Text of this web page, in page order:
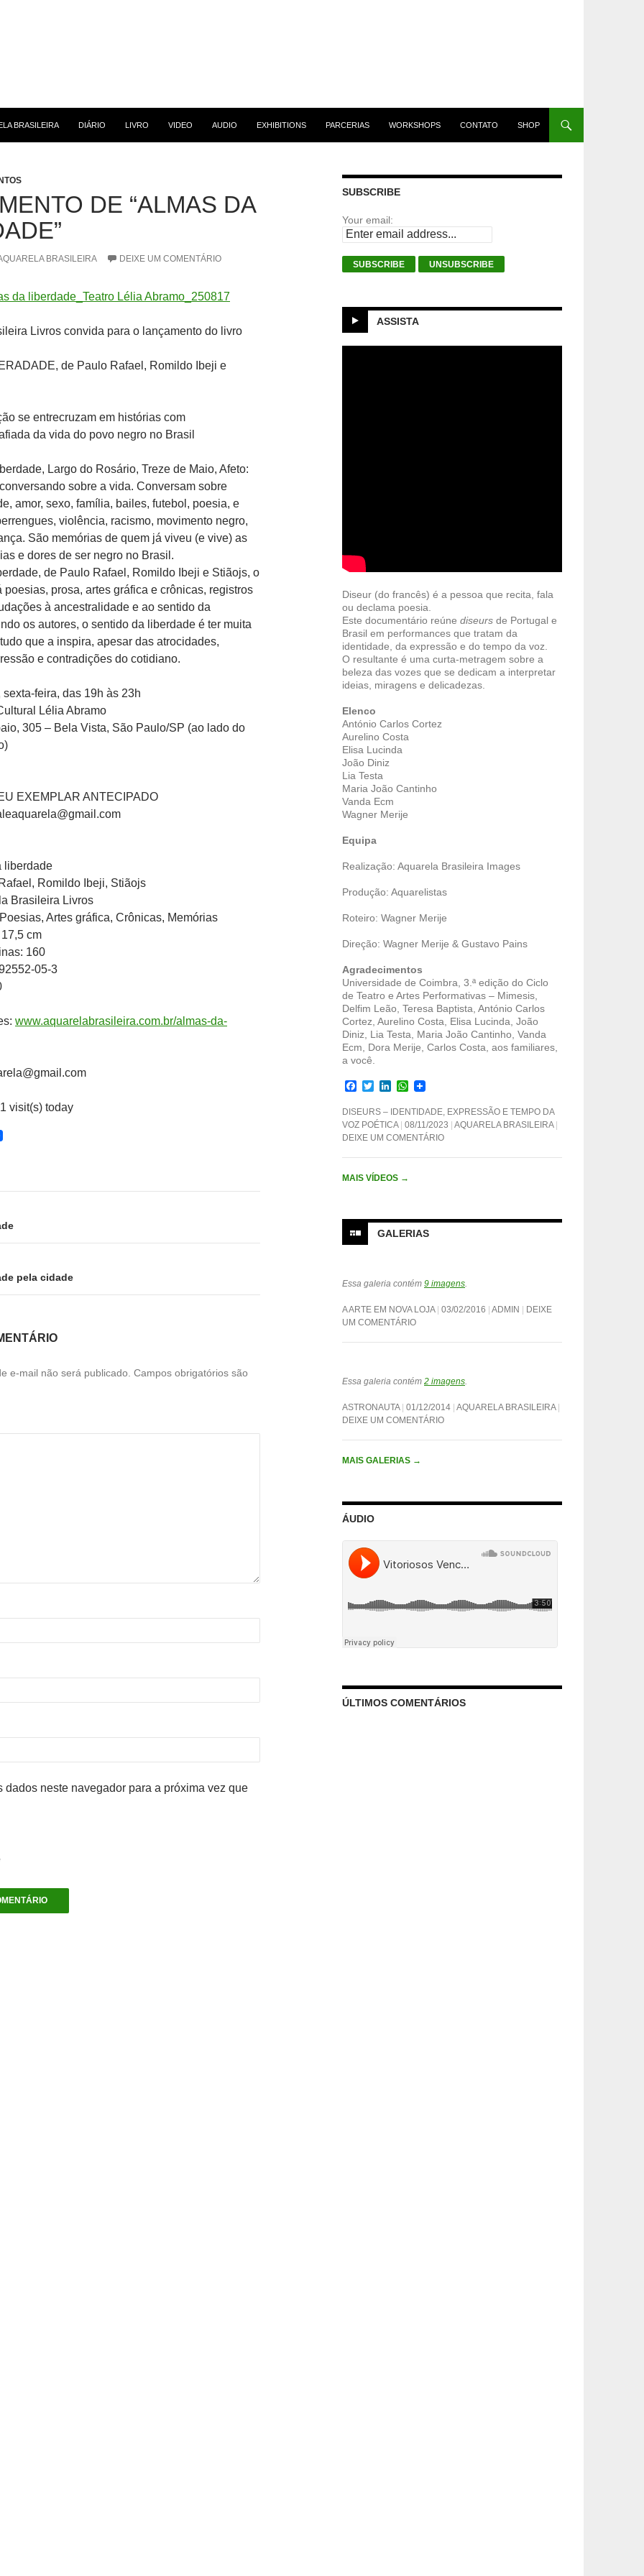
BRASILEIRA
DIÁRIO LIVRO VIDEO AUDIO EXHIBITIONS PARCERIAS WORKSHOPS CONTATO SHOP
DE “ALMAS DA
BRASILEIRA DEIXE UM COMENTÁRIO
Livros convida para o lançamento do livro
de Paulo Rafael, Romildo Ibeji e
se entrecruzam em histórias com
da vida do povo negro no Brasil
Largo do Rosário, Treze de Maio, Afeto:
sobre a vida. Conversam sobre
amor, sexo, família, bailes, futebol, poesia, e
violência, racismo, movimento negro,
São memórias de quem já viveu (e vive) as
e dores de ser negro no Brasil.
de Paulo Rafael, Romildo Ibeji e Stiãojs, o
poesias, prosa, artes gráfica e crônicas, registros
à ancestralidade e ao sentido da
os autores, o sentido da liberdade é ter muita
que a inspira, apesar das atrocidades,
e contradições do cotidiano.
sexta-feira, das 19h às 23h
Lélia Abramo
305 – Bela Vista, São Paulo/SP (ao lado do
EXEMPLAR ANTECIPADO
liberdade
Romildo Ibeji, Stiãojs
Brasileira Livros
Artes gráfica, Crônicas, Memórias
cm
160
05-3
www.aquarelabrasileira.com.br/almas-da-
visit(s) today
pela cidade
e-mail não será publicado. Campos obrigatórios são
dados neste navegador para a próxima vez que
SUBSCRIBE
Your email:
ASSISTA
Diseur (do francês) é a pessoa que recita, fala
ou declama poesia.
Este documentário reúne diseurs de Portugal e
Brasil em performances que tratam da
identidade, da expressão e do tempo da voz.
O resultante é uma curta-metragem sobre a
beleza das vozes que se dedicam a interpretar
ideias, miragens e delicadezas.
Elenco
António Carlos Cortez
Aurelino Costa
Elisa Lucinda
João Diniz
Lia Testa
Maria João Cantinho
Vanda Ecm
Wagner Merije
Equipa
Realização: Aquarela Brasileira Images
Produção: Aquarelistas
Roteiro: Wagner Merije
Direção: Wagner Merije & Gustavo Pains
Agradecimentos
Universidade de Coimbra, 3.ª edição do Ciclo
de Teatro e Artes Performativas – Mimesis,
Delfim Leão, Teresa Baptista, António Carlos
Cortez, Aurelino Costa, Elisa Lucinda, João
Diniz, Lia Testa, Maria João Cantinho, Vanda
Ecm, Dora Merije, Carlos Costa, aos familiares,
a você.
F
c
e
b
o
o
T
i
t
t
e
r
L
n
k
e
d
I
W
a
t
s
A
p
DISEURS – IDENTIDADE, EXPRESSÃO E TEMPO DA
VOZ POÉTICA
08/11/2023
AQUARELA BRASILEIRA
DEIXE UM COMENTÁRIO
MAIS VÍDEOS →
GALERIAS
Essa galeria contém 9 imagens
A ARTE EM NOVA LOJA 03/02/2016 ADMIN
DEIXE
UM COMENTÁRIO
Essa galeria contém 2 imagens
ASTRONAUTA 01/12/2014 AQUARELA BRASILEIRA
DEIXE UM COMENTÁRIO
MAIS GALERIAS →
ÁUDIO
ÚLTIMOS COMENTÁRIOS